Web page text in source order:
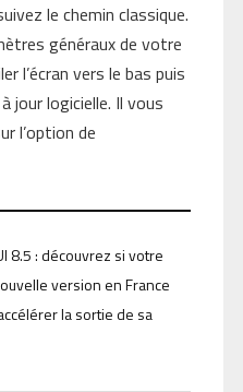
le chemin classique.
généraux de votre
l’écran vers le bas puis
jour logicielle. Il vous
l’option de
8.5 : découvrez si votre
version en France
la sortie de sa